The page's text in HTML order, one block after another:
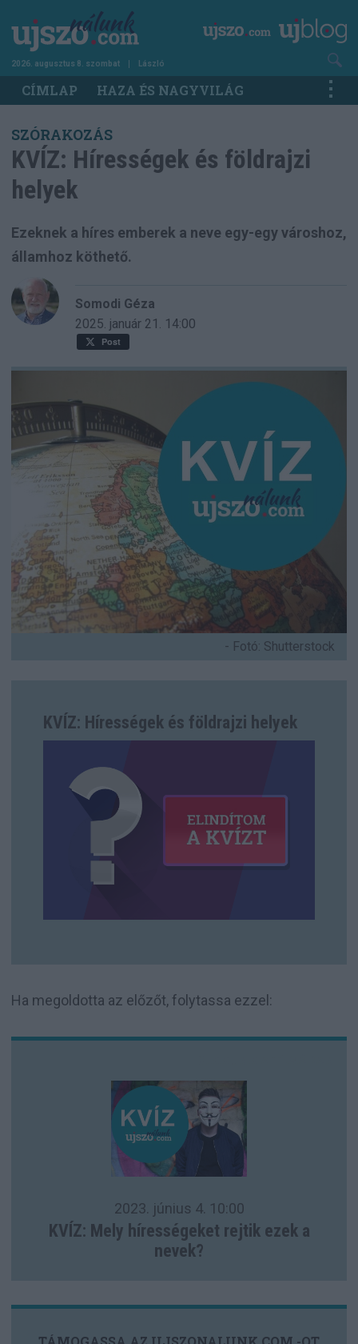
tartalomra
2026. augusztus 8. szombat László
Main
navigation
CÍMLAP HAZA ÉS NAGYVILÁG
SZÓRAKOZÁS
KVÍZ: Hírességek és földrajzi
helyek
Ezeknek a híres emberek a neve egy-egy városhoz,
államhoz köthető.
Somodi Géza
2025. január 21. 14:00
Post
- Fotó: Shutterstock
KVÍZ: Hírességek és földrajzi helyek
Ha megoldotta az előzőt, folytassa ezzel:
2023. június 4. 10:00
KVÍZ: Mely hírességeket rejtik ezek a
nevek?